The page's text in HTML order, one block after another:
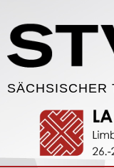
SÄCHSISCHER